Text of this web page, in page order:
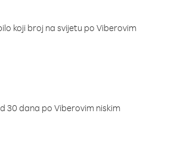
koji broj na svijetu po Viberovim
30 dana po Viberovim niskim